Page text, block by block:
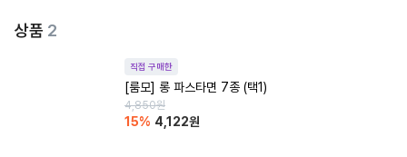
상품 2
직접 구매한
[룸모] 롱 파스타면 7종 (택1)
4,850원
15% 4,122원